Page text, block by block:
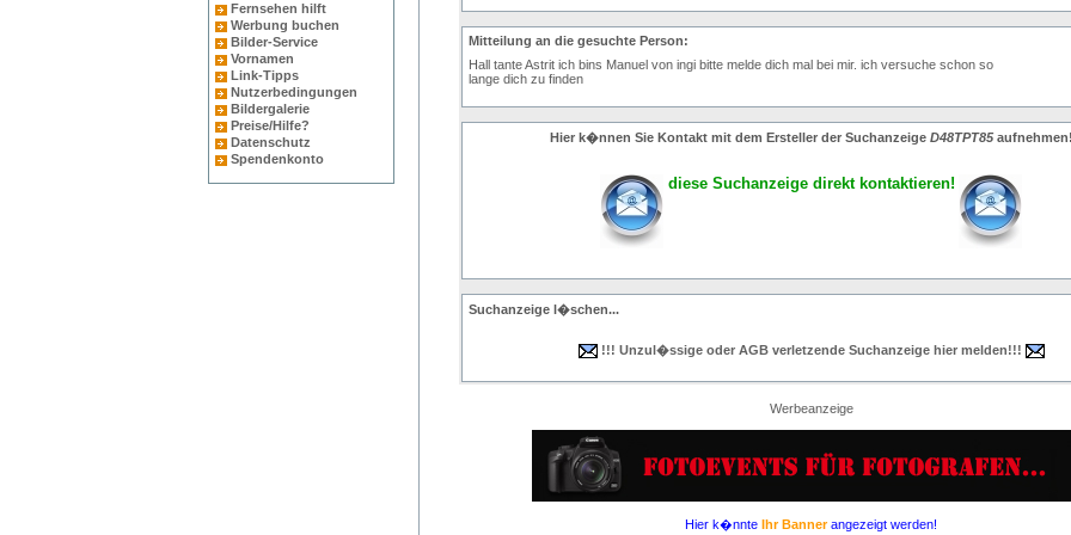
Fernsehen hilft
Werbung buchen
Bilder-Service
Vornamen
Link-Tipps
Nutzerbedingungen
Bildergalerie
Preise/Hilfe?
Datenschutz
Spendenkonto
Mitteilung an die gesuchte Person:
Hall tante Astrit ich bins Manuel von ingi bitte melde dich mal bei mir. ich versuche schon so
lange dich zu finden
Hier k�nnen Sie Kontakt mit dem Ersteller der Suchanzeige D48TPT85
diese Suchanzeige direkt kontaktieren!
Suchanzeige l�schen...
!!! Unzul�ssige oder AGB verletzende Suchanzeige hier melden!!!
Werbeanzeige
Hier k�nnte Ihr Bannerangezeigt werden!